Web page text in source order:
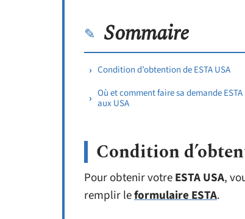
Sommaire
Condition d’obtention de ESTA USA
Où et comment faire sa demande
aux USA
Condition
Pour obtenir votreESTA USA,
remplir leformulaire ESTA.